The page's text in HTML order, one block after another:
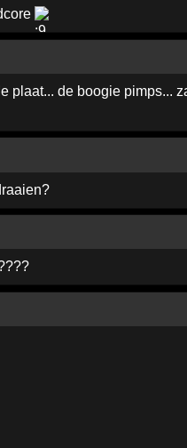
plaat... de boogie pimps...